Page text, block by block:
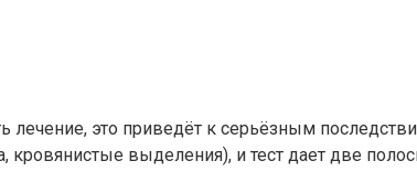
лечение, это приведёт к серьёзным
выделения), и тест дает две